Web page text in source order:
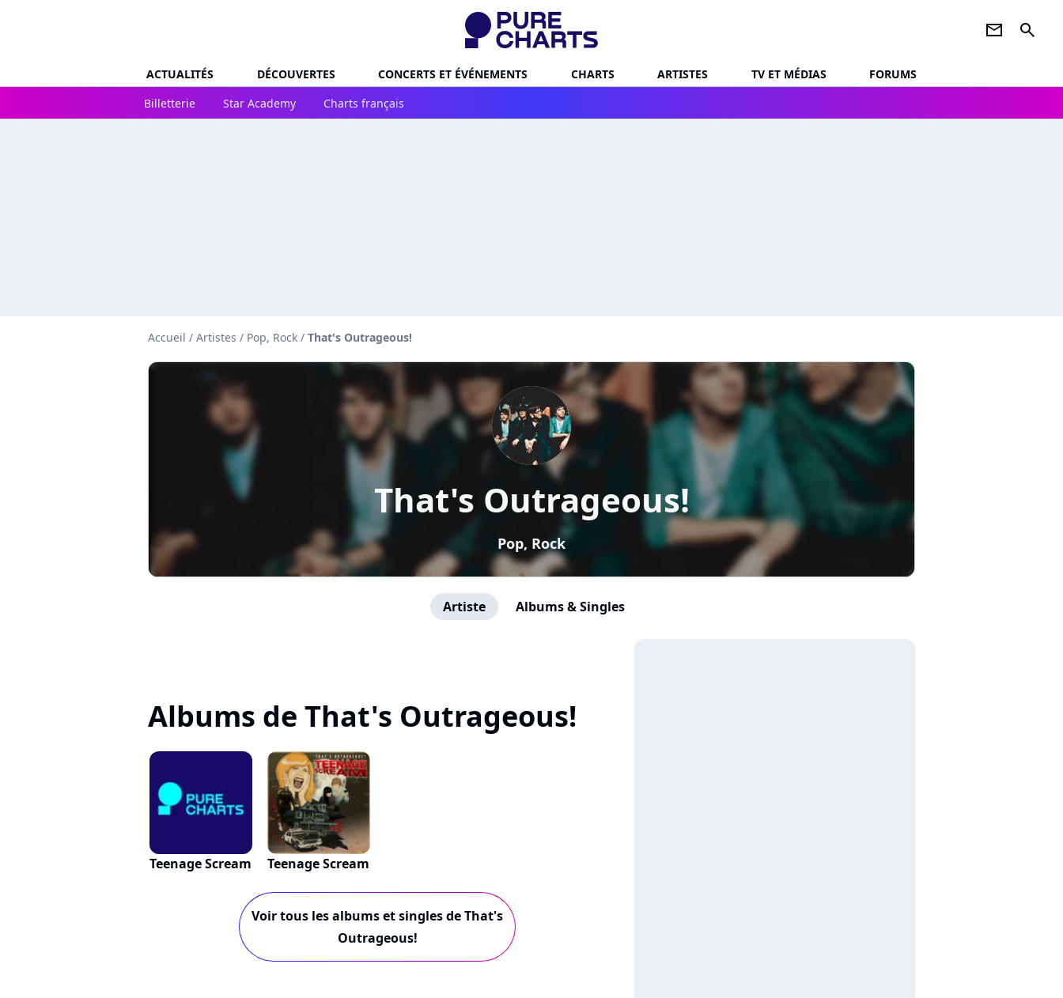
newsletter search
ACTUALITÉS DÉCOUVERTES CONCERTS ET ÉVÉNEMENTS CHARTS ARTISTES TV ET MÉDIAS
FORUMS
Billetterie
Star Academy Charts français
Accueil / Artistes / Pop, Rock / That's Outrageous!
That's Outrageous!
Pop, Rock
Artiste Albums & Singles
Albums de That's Outrageous!
Teenage Scream Teenage Scream
Voir tous les albums et singles de That's
Outrageous!